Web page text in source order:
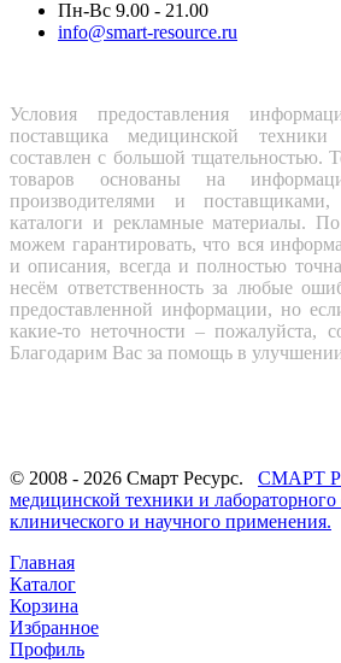
Пн-Вс 9.00 - 21.00
info@smart-resource.ru
Условия предоставления
поставщика медицинской техники
составлен с большой тщательностью.
товаров основаны на
производителями и
каталоги и рекламные материалы.
можем гарантировать, что вся
и описания, всегда и полностью
несём ответственность за любые
предоставленной информации, но
какие-то неточности – пожалуйста,
Благодарим Вас за помощь в
© 2008 - 2026 Смарт Ресурс. СМАРТ
медицинской техники и лабораторного
клинического и научного применения.
Главная
Каталог
Корзина
Избранное
Профиль